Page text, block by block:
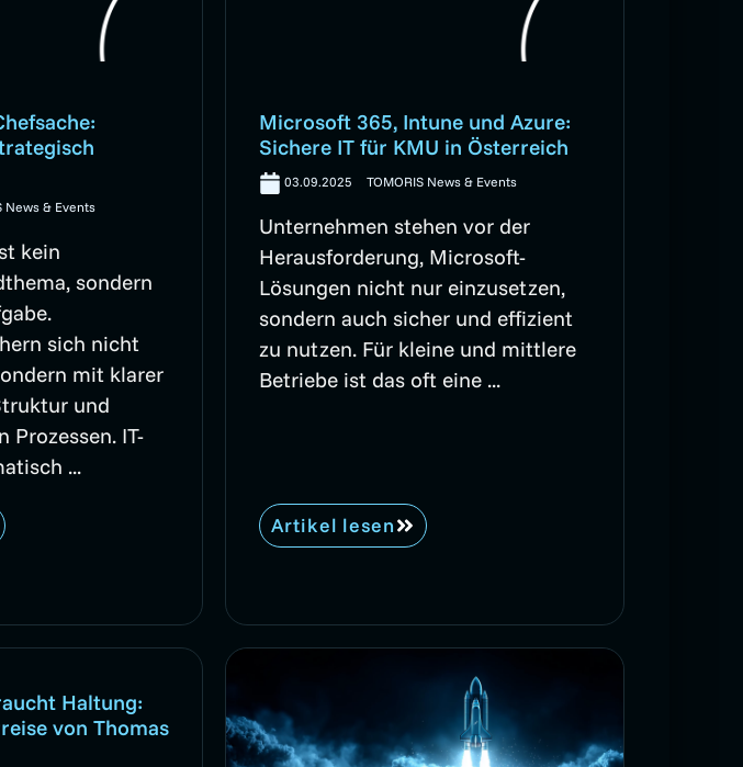
News & Events
kein
sondern
sich nicht
mit klarer
und
Prozessen. IT-
...
Microsoft 365, Intune und Azure:
Sichere IT für KMU in Österreich
03.09.2025 TOMORIS News & Events
Unternehmen stehen vor der
Herausforderung, Microsoft-
Lösungen nicht nur einzusetzen,
sondern auch sicher und effizient
zu nutzen. Für kleine und mittlere
Betriebe ist das oft eine ...
Artikel lesen
Haltung:
von Thomas